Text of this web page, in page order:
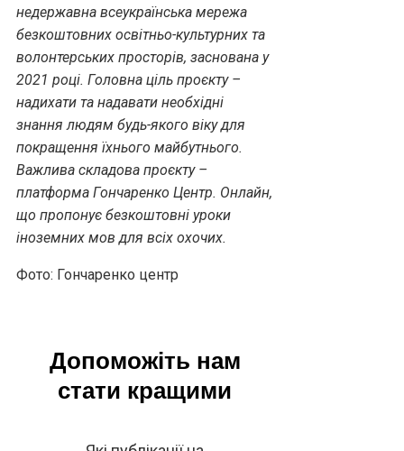
недержавна всеукраїнська мережа
безкоштовних освітньо-культурних та
волонтерських просторів, заснована у
2021 році. Головна ціль проєкту –
надихати та надавати необхідні
знання людям будь-якого віку для
покращення їхнього майбутнього.
Важлива складова проєкту –
платформа Гончаренко Центр. Онлайн,
що пропонує безкоштовні уроки
іноземних мов для всіх охочих.
Фото: Гончаренко центр
Допоможіть нам
стати кращими